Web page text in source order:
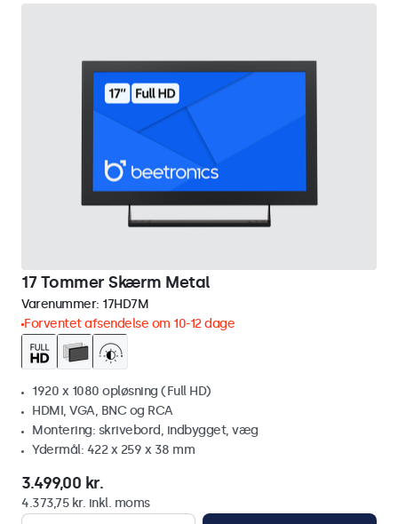
17 Tommer Skærm Metal
Varenummer: 17HD7M
Forventet afsendelse om 10-12 dage
1920 x 1080 opløsning (Full HD)
HDMI, VGA, BNC og RCA
Montering: skrivebord, indbygget, væg
Ydermål: 422 x 259 x 38 mm
3.499,00 kr.
4.373,75 kr. inkl. moms